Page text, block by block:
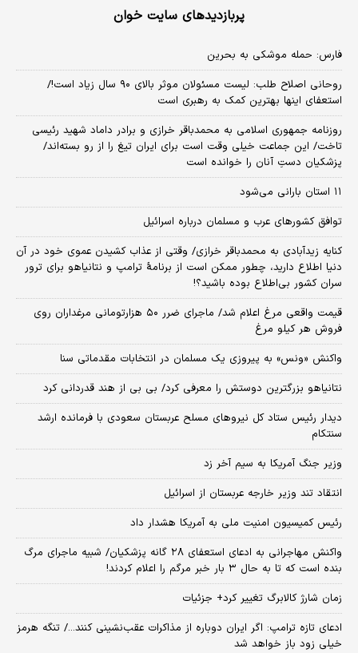
پربازدیدهای سایت خوان
فارس: حمله موشکی به بحرین
روحانی اصلاح طلب: ‌لیست مسئولان موثر بالای ۹۰ سال زیاد است!/
استعفای اینها بهترین کمک به رهبری است
روزنامه جمهوری اسلامی به محمدباقر خرازی و برادر داماد شهید رئیسی
تاخت/ این جماعت خیلی وقت است برای ایران تیغ را از رو بسته‌اند/
پزشکیان دستِ آنان را خوانده است
۱۱ استان بارانی می‌شود
توافق کشورهای عرب و مسلمان درباره اسرائیل
کنایه زیدآبادی به محمدباقر خرازی/ وقتی از عذاب کشیدن عموی خود در آن
دنیا اطلاع دارید، چطور ممکن است از برنامهٔ ترامپ و نتانیاهو برای ترور
سران کشور بی‌اطلاع بوده باشید؟!
قیمت واقعی مرغ اعلام شد/ ماجرای ضرر ۵۰ هزارتومانی مرغداران روی
فروش هر کیلو مرغ
واکنش «ونس» به پیروزی یک مسلمان در انتخابات مقدماتی سنا
نتانیاهو بزرگترین دوستش را معرفی کرد/ بی بی از هند قدردانی کرد
دیدار رئیس ستاد کل نیروهای مسلح عربستان سعودی با فرمانده ارشد
سنتکام
وزیر جنگ آمریکا به سیم آخر زد
انتقاد تند وزیر خارجه عربستان از اسرائیل
رئیس کمیسیون امنیت ملی به آمریکا هشدار داد
واکنش مهاجرانی به ادعای استعفای ۲۸ گانه پزشکیان/ شبیه ماجرای مرگ
بنده است که تا به حال ۳ بار خبر مرگم را اعلام کردند!
زمان شارژ کالابرگ تغییر کرد+ جزئیات
ادعای تازه ترامپ: اگر ایران دوباره از مذاکرات عقب‌نشینی کنند.../ تنگه هرمز
خیلی زود باز خواهد شد